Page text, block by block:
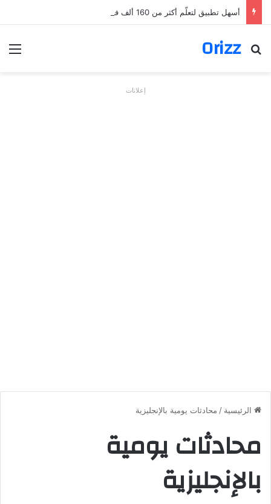
أسهل تطبيق لتعلّم أكثر من 160 ألف فعل بالألمانية
Orizz
بحث عن
إعلانات
الرئيسية / محادثات يومية بالإنجليزية
محادثات يومية
بالإنجليزية